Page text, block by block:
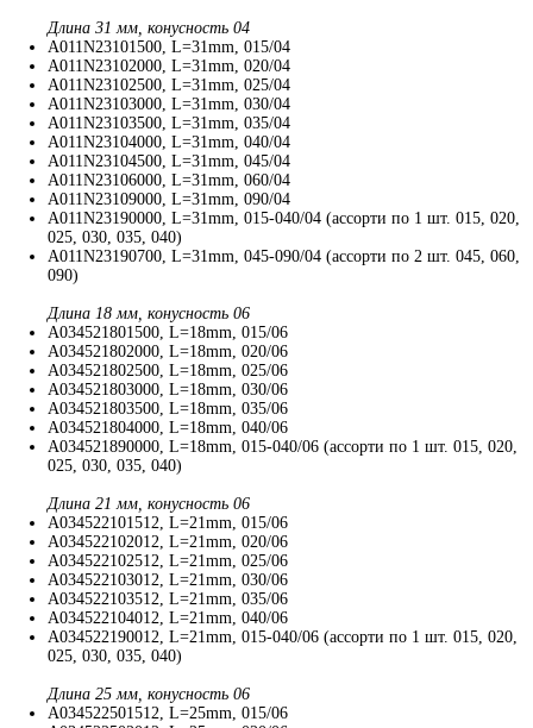
Длина 31 мм, конусность 04
A011N23101500, L=31mm, 015/04
A011N23102000, L=31mm, 020/04
A011N23102500, L=31mm, 025/04
A011N23103000, L=31mm, 030/04
A011N23103500, L=31mm, 035/04
A011N23104000, L=31mm, 040/04
A011N23104500, L=31mm, 045/04
A011N23106000, L=31mm, 060/04
A011N23109000, L=31mm, 090/04
A011N23190000, L=31mm, 015-040/04 (ассорти по 1 шт. 015, 020,
025, 030, 035, 040)
A011N23190700, L=31mm, 045-090/04 (ассорти по 2 шт. 045, 060,
090)
Длина 18 мм, конусность 06
A034521801500, L=18mm, 015/06
A034521802000, L=18mm, 020/06
A034521802500, L=18mm, 025/06
A034521803000, L=18mm, 030/06
A034521803500, L=18mm, 035/06
A034521804000, L=18mm, 040/06
A034521890000, L=18mm, 015-040/06 (ассорти по 1 шт. 015, 020,
025, 030, 035, 040)
Длина 21 мм, конусность 06
A034522101512, L=21mm, 015/06
A034522102012, L=21mm, 020/06
A034522102512, L=21mm, 025/06
A034522103012, L=21mm, 030/06
A034522103512, L=21mm, 035/06
A034522104012, L=21mm, 040/06
A034522190012, L=21mm, 015-040/06 (ассорти по 1 шт. 015, 020,
025, 030, 035, 040)
Длина 25 мм, конусность 06
A034522501512, L=25mm, 015/06